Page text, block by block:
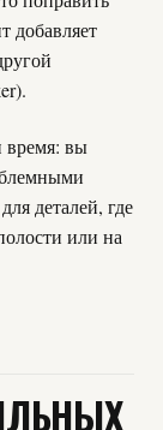
добавляет
время: вы
деталей, где
или на